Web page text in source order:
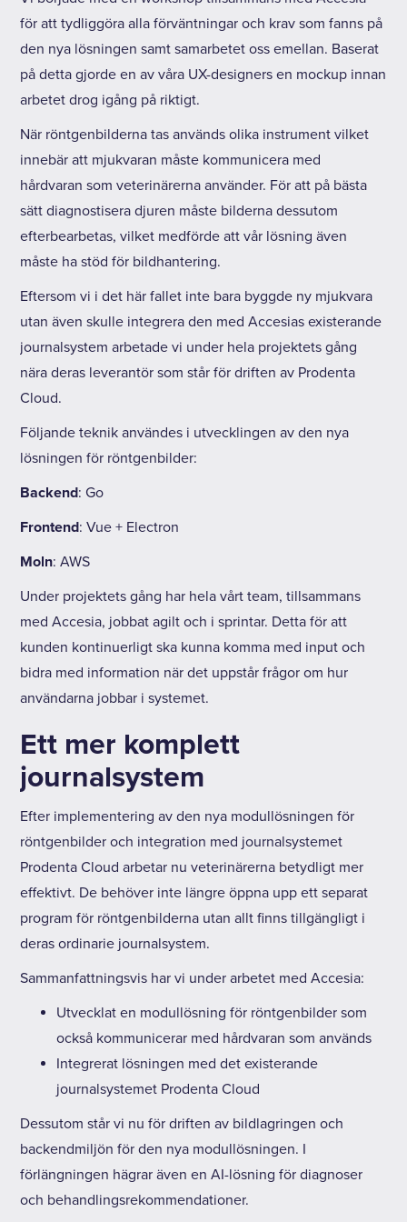
för att tydliggöra alla förväntningar och krav som fanns på
den nya lösningen samt samarbetet oss emellan. Baserat
på detta gjorde en av våra UX-designers en mockup innan
arbetet drog igång på riktigt.
När röntgenbilderna tas används olika instrument vilket
innebär att mjukvaran måste kommunicera med
hårdvaran som veterinärerna använder. För att på bästa
sätt diagnostisera djuren måste bilderna dessutom
efterbearbetas, vilket medförde att vår lösning även
måste ha stöd för bildhantering.
Eftersom vi i det här fallet inte bara byggde ny mjukvara
utan även skulle integrera den med Accesias existerande
journalsystem arbetade vi under hela projektets gång
nära deras leverantör som står för driften av Prodenta
Cloud.
Följande teknik användes i utvecklingen av den nya
lösningen för röntgenbilder:
Backend: Go
Frontend: Vue + Electron
Moln: AWS
Under projektets gång har hela vårt team, tillsammans
med Accesia, jobbat agilt och i sprintar. Detta för att
kunden kontinuerligt ska kunna komma med input och
bidra med information när det uppstår frågor om hur
användarna jobbar i systemet.
Ett mer komplett
journalsystem
Efter implementering av den nya modullösningen för
röntgenbilder och integration med journalsystemet
Prodenta Cloud arbetar nu veterinärerna betydligt mer
effektivt. De behöver inte längre öppna upp ett separat
program för röntgenbilderna utan allt finns tillgängligt i
deras ordinarie journalsystem.
Sammanfattningsvis har vi under arbetet med Accesia:
Utvecklat en modullösning för röntgenbilder som
också kommunicerar med hårdvaran som används
Integrerat lösningen med det existerande
journalsystemet Prodenta Cloud
Dessutom står vi nu för driften av bildlagringen och
backendmiljön för den nya modullösningen. I
förlängningen hägrar även en AI-lösning för diagnoser
och behandlingsrekommendationer.